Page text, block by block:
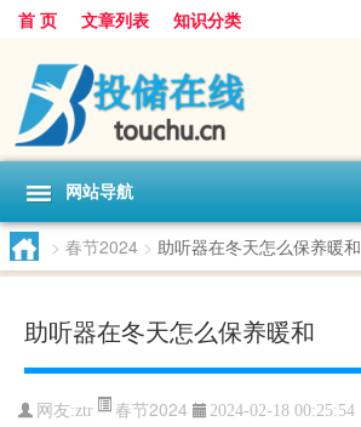
首 页 文章列表 知识分类
网站导航
> 春节2024 > 助听器在冬天怎么保养暖和
助听器在冬天怎么保养暖和
网友:ztr 春节2024 2024-02-18 00:25:54